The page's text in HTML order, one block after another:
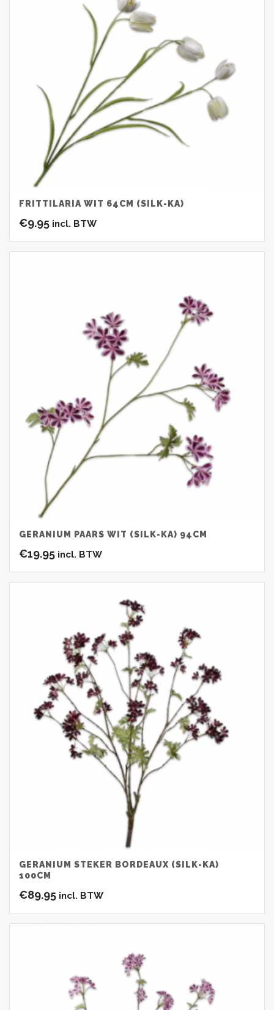
FRITTILARIA WIT 64CM (SILK-KA)
€9.95 incl. BTW
GERANIUM PAARS WIT (SILK-KA) 94CM
€19.95 incl. BTW
GERANIUM STEKER BORDEAUX (SILK-KA)
100CM
€89.95 incl. BTW